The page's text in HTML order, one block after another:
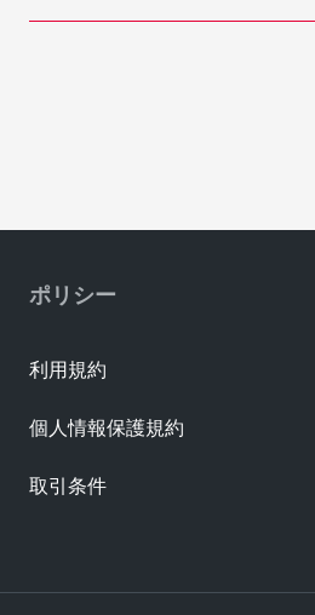
ポリシー
利用規約
個人情報保護規約
取引条件